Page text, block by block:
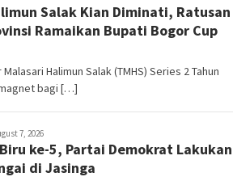
Salak Kian Diminati, Ratusan
Ramaikan Bupati Bogor Cup
Halimun Salak (TMHS) Series 2 Tahun
bagi […]
7, 2026
ke-5, Partai Demokrat Lakukan
di Jasinga